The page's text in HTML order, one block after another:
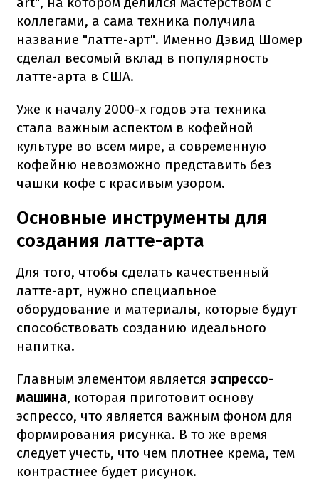
коллегами, а сама техника получила
название "латте-арт". Именно Дэвид Шомер
сделал весомый вклад в популярность
латте-арта в США.
Уже к началу 2000-х годов эта техника
стала важным аспектом в кофейной
культуре во всем мире, а современную
кофейню невозможно представить без
чашки кофе с красивым узором.
Основные инструменты для
создания латте-арта
Для того, чтобы сделать качественный
латте-арт, нужно специальное
оборудование и материалы, которые будут
способствовать созданию идеального
напитка.
Главным элементом является эспрессо-
машина, которая приготовит основу
эспрессо, что является важным фоном для
формирования рисунка. В то же время
следует учесть, что чем плотнее крема, тем
контрастнее будет рисунок.